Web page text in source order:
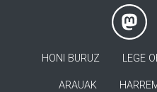
HONI BURUZ LEGE
ARAUAK